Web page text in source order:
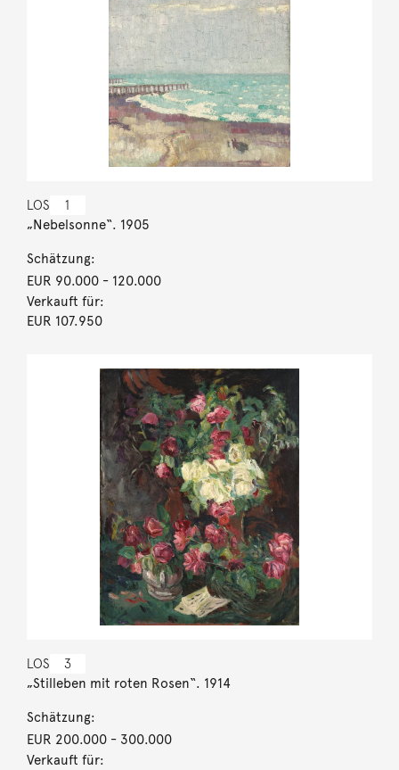
LOS 1
„Nebelsonne“. 1905
Schätzung:
EUR 90.000- 120.000
Verkauft für:
EUR 107.950
LOS 3
„Stilleben mit roten Rosen“. 1914
Schätzung:
EUR 200.000- 300.000
Verkauft für: